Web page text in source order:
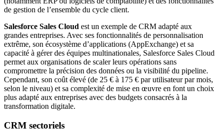
de gestion de l’ensemble du cycle client.
Salesforce Sales Cloud est un exemple de CRM adapté aux
grandes entreprises. Avec ses fonctionnalités de personnalisation
extrême, son écosystème d’applications (AppExchange) et sa
capacité à gérer des équipes multinationales, Salesforce Sales Cloud
permet aux organisations de scaler leurs opérations sans
compromettre la précision des données ou la visibilité du pipeline.
Cependant, son coût élevé (de 25 € à 175 € par utilisateur par mois,
selon le niveau) et sa complexité de mise en œuvre en font un choix
plus adapté aux entreprises avec des budgets consacrés à la
transformation digitale.
CRM sectoriels